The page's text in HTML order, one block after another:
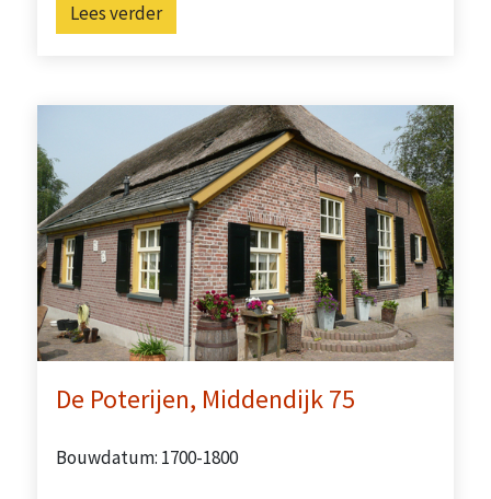
Lees verder
De Poterijen, Middendijk 75
Bouwdatum: 1700-1800